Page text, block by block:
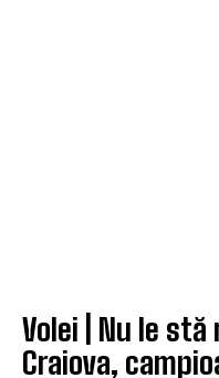
Volei | Nu le stă
Craiova,